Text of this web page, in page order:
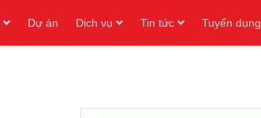
Dự án Dịch vụ Tin tức Tuyển dụng